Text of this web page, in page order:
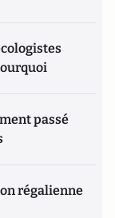
passé
régalienne